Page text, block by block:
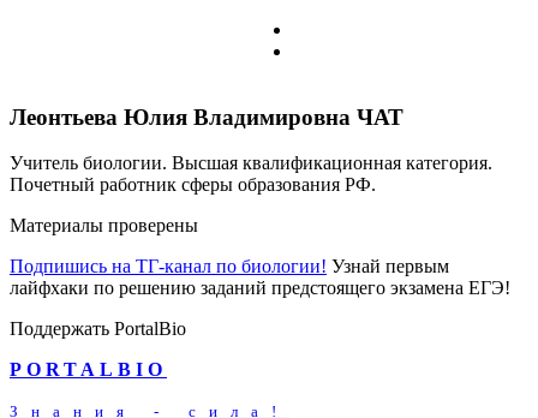
Леонтьева Юлия Владимировна ЧАТ
Учитель биологии. Высшая квалификационная категория.
Почетный работник сферы образования РФ.
Материалы проверены
Подпишись на ТГ-канал по биологии! Узнай первым
лайфхаки по решению заданий предстоящего экзамена ЕГЭ!
Поддержать PortalBio
PORTALBIO
Знания - сила!